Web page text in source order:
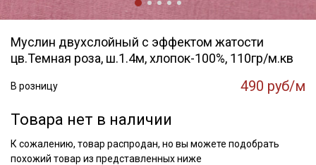
Муслин двухслойный с эффектом жатости
цв.Темная роза, ш.1.4м, хлопок-100%, 110гр/м.кв
В розницу 490 руб/м
Товара нет в наличии
К сожалению, товар распродан, но вы можете подобрать
похожий товар из представленных ниже